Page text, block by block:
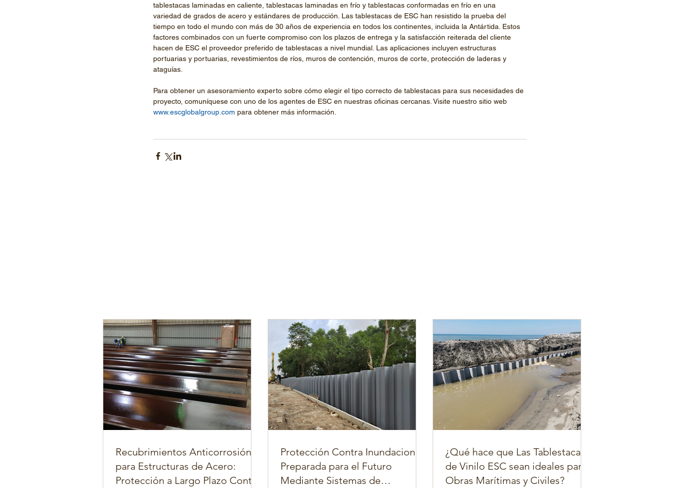
tablestacas laminadas en caliente, tablestacas laminadas en frío y tablestacas conformadas en frío en una
variedad de grados de acero y estándares de producción. Las tablestacas de ESC han resistido la prueba del
tiempo en todo el mundo con más de 30 años de experiencia en todos los continentes, incluida la Antártida. Estos
factores combinados con un fuerte compromiso con los plazos de entrega y la satisfacción reiterada del cliente
hacen de ESC el proveedor preferido de tablestacas a nivel mundial. Las aplicaciones incluyen estructuras
portuarias y portuarias, revestimientos de ríos, muros de contención, muros de corte, protección de laderas y
ataguías.
Para obtener un asesoramiento experto sobre cómo elegir el tipo correcto de tablestacas para sus necesidades de
proyecto, comuníquese con uno de los agentes de ESC en nuestras oficinas cercanas. Visite nuestro sitio web
www.escglobalgroup.com para obtener más información.
Recubrimientos Anticorrosión
para Estructuras de Acero:
Protección a Largo Plazo Contra
Protección Contra Inundaciones
Preparada para el Futuro
Mediante Sistemas de
¿Qué hace que Las Tablestacas
de Vinilo ESC sean ideales para
Obras Marítimas y Civiles?